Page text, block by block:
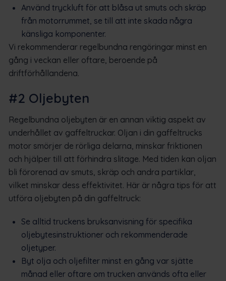
Använd tryckluft för att blåsa ut smuts och skräp
från motorrummet, se till att inte skada några
känsliga komponenter.
Vi rekommenderar regelbundna rengöringar minst en
gång i veckan eller oftare, beroende på
driftförhållandena.
#2 Oljebyten
Regelbundna oljebyten är en annan viktig aspekt av
underhållet av gaffeltruckar. Oljan i din gaffeltrucks
motor smörjer de rörliga delarna, minskar friktionen
och hjälper till att förhindra slitage. Med tiden kan oljan
bli förorenad av smuts, skräp och andra partiklar,
vilket minskar dess effektivitet. Här är några tips för att
utföra oljebyten på din gaffeltruck:
Se alltid truckens bruksanvisning för specifika
oljebytesinstruktioner och rekommenderade
oljetyper.
Byt olja och oljefilter minst en gång var sjätte
månad eller oftare om trucken används ofta eller